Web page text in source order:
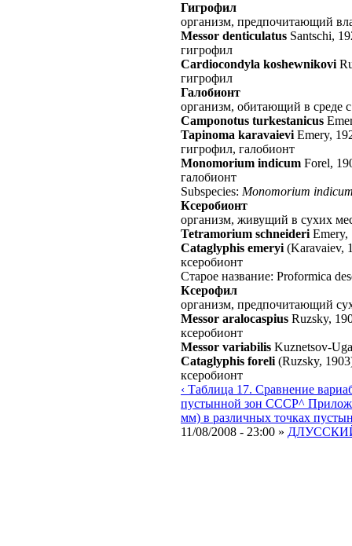
Гигрофил
организм, предпочитающий
Messor denticulatus Santschi,
гигрофил
Cardiocondyla koshewnikovi
гигрофил
Галобионт
организм, обитающий в среде
Camponotus turkestanicus
Tapinoma karavaievi Emery,
гигрофил, галобионт
Monomorium indicum Forel,
галобионт
Subspecies: Monomorium
Ксеробионт
организм, живущий в сухих
Tetramorium schneideri Emery,
Cataglyphis emeryi (Karavaiev,
ксеробионт
Старое название: Proformica
Ксерофил
организм, предпочитающий
Messor aralocaspius Ruzsky,
ксеробионт
Messor variabilis Kuznetsov-
Cataglyphis foreli (Ruzsky,
ксеробионт
‹ Таблица 17. Сравнение
пустынной зон СССР^
мм) в различных точках
11/08/2008 - 23:00 »